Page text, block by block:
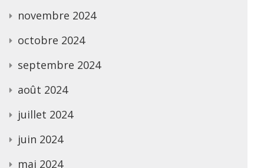
novembre 2024
octobre 2024
septembre 2024
août 2024
juillet 2024
juin 2024
mai 2024